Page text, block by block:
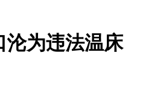
沦为违法温床